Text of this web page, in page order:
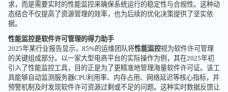
求，而是需要实时的性能监控来确保系统运行的稳定性与合规性。这种动
态结合不仅提高了资源管理的效率，也为后续的优化决策提供了坚实依
据。
性能监控是软件许可管理的得力助手
2025年某行业报告显示，85%的运维团队将性能监控视为软件许可管理
的关键组成部分。以一家大型电商平台的实际操作为例，其在2025年初
引入了性能监控工具，目的正是为了更精准地管理海量软件许可证。该工
具能够自动监测服务器CPU利用率、内存占用、网络延迟等核心指标，并
预警机制及时发现软件许可资源过剩或不足的问题。这种实时数据反馈让